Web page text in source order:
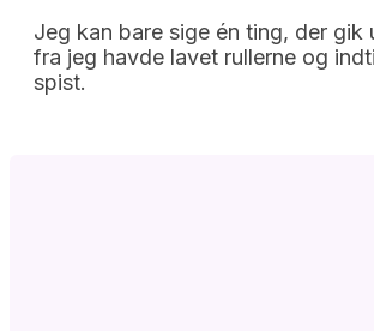
Jeg kan bare sige én ting, der gik
fra jeg havde lavet rullerne og
spist.